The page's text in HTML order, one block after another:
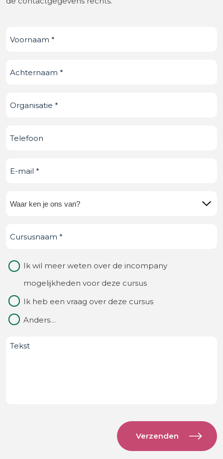
Voornaam (Vereist)
Achternaam (Vereist)
Organisatie(Vereist)
Telefoonnummer
E-
Waar
je
van?
(Vereist)
Cursusnaam (Vereist)
Waarom
contact
Ik wil meer weten over de incompany
mogelijkheden voor deze cursus
Ik heb een vraag over deze cursus
Anders…
Bericht